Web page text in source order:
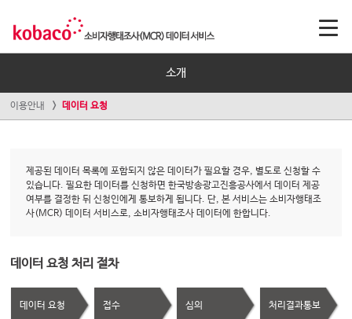
소개
이용안내 데이터 요청
제공된 데이터 목록에 포함되지 않은 데이터가 필요할 경우, 별도로 신청할 수
있습니다. 필요한 데이터를 신청하면 한국방송광고진흥공사에서 데이터 제공
여부를 결정한 뒤 신청인에게 통보하게 됩니다. 단, 본 서비스는 소비자행태조
사(MCR) 데이터 서비스로, 소비자행태조사 데이터에 한합니다.
데이터 요청 처리 절차
데이터 요청 접수 심의 처리결과통보